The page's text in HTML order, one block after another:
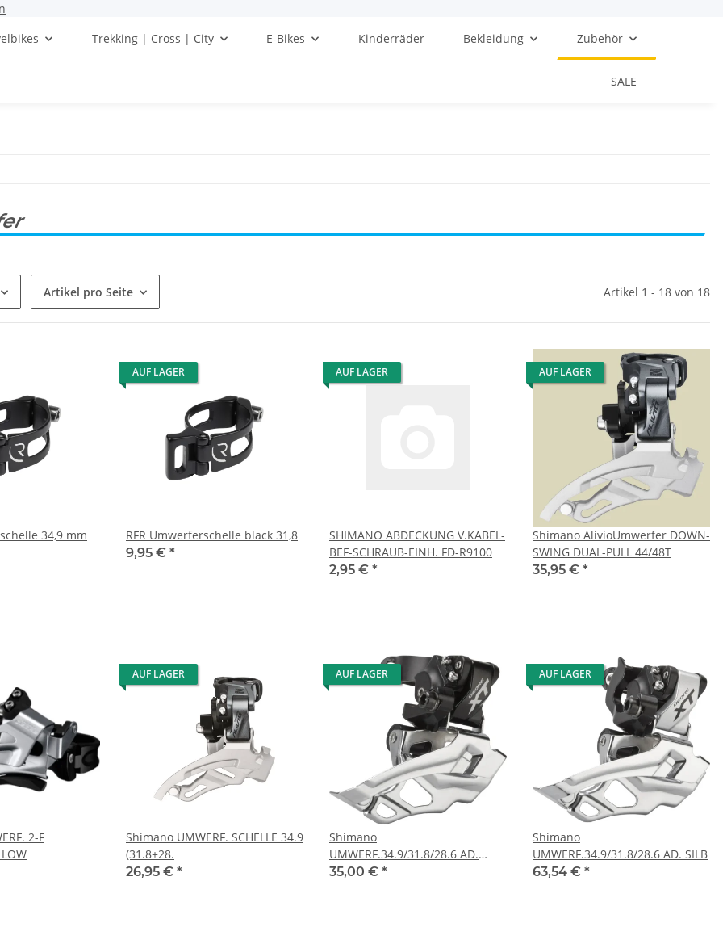
Trekking | Cross | City E-Bikes Kinderräder Bekleidung Zubehör
SALE
Artikel pro Seite Artikel 1 - 18 von 18
34,9 mm
AUF LAGER
RFR Umwerferschelle black 31,8
9,95 € *
AUF LAGER
SHIMANO ABDECKUNG V.KABEL-
BEF-SCHRAUB-EINH. FD-R9100
2,95 € *
AUF LAGER
Shimano AlivioUmwerfer DOWN-
SWING DUAL-PULL 44/48T
35,95 € *
2-F
AUF LAGER
Shimano UMWERF. SCHELLE 34.9
(31.8+28.
26,95 € *
AUF LAGER
Shimano
UMWERF.34.9/31.8/28.6 AD.
SCHW
35,00 € *
AUF LAGER
Shimano
UMWERF.34.9/31.8/28.6 AD. SILB
63,54 € *